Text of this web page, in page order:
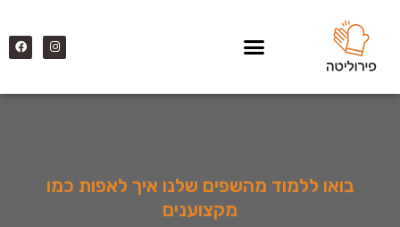
בואו ללמוד מהשפים שלנו איך לאפות כמו
מקצוענים